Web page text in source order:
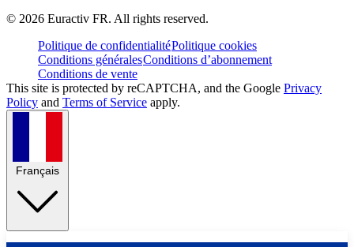
© 2026 Euractiv FR. All rights reserved.
Politique de confidentialitéPolitique cookies
Conditions généralesConditions d’abonnement
Conditions de vente
This site is protected by reCAPTCHA, and the Google Privacy
Policy and Terms of Service apply.
Français